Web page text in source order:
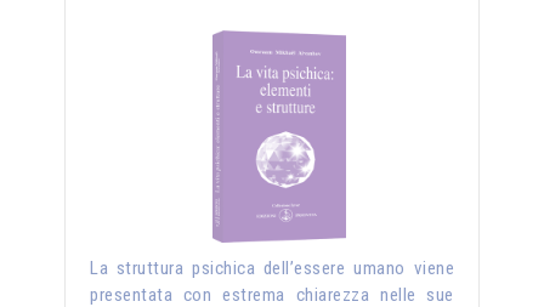
La struttura psichica dell’essere umano viene
presentata con estrema chiarezza nelle sue